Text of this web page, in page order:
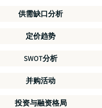
供需缺口分析
定价趋势
SWOT分析
并购活动
投资与融资格局